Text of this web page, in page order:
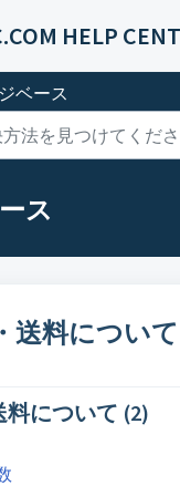
に移動
HELP
ベース
ス
送料につい
について (2)